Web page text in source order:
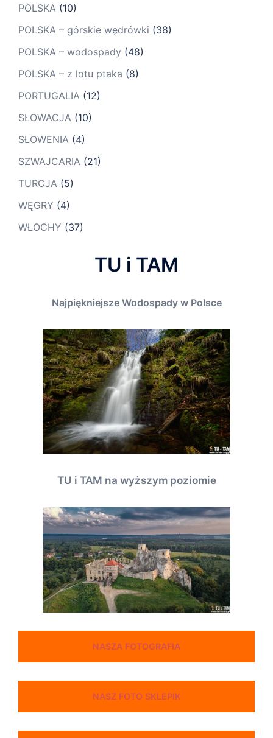
POLSKA (10)
POLSKA – górskie wędrówki (38)
POLSKA – wodospady (48)
POLSKA – z lotu ptaka (8)
PORTUGALIA (12)
SŁOWACJA (10)
SŁOWENIA (4)
SZWAJCARIA (21)
TURCJA (5)
WĘGRY (4)
WŁOCHY (37)
TU i TAM
Najpiękniejsze Wodospady w Polsce
TU i TAM na wyższym poziomie
NASZA FOTOGRAFIA
NASZ FOTO SKLEPIK